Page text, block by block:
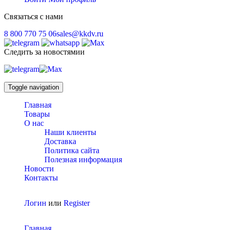
Связаться с нами
8 800 770 75 06sales@kkdv.ru
Следить за новостямии
Toggle navigation
Главная
Товары
О нас
Наши клиенты
Доставка
Политика сайта
Полезная информация
Новости
Контакты
Логин или Register